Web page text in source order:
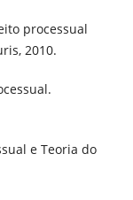
processual
2010.
e Teoria do